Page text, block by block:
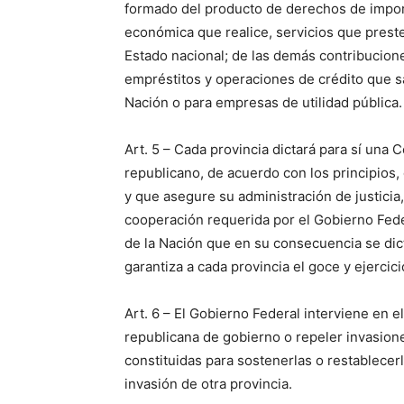
formado del producto de derechos de
económica que realice, servicios que
Estado nacional; de las demás
empréstitos y operaciones de crédito que
Nación o para empresas de utilidad pública.
Art. 5 – Cada provincia dictará para sí una
republicano, de acuerdo con los
y que asegure su administración de
cooperación requerida por el Gobierno
de la Nación que en su consecuencia se
garantiza a cada provincia el goce y
Art. 6 – El Gobierno Federal interviene en
republicana de gobierno o repeler
constituidas para sostenerlas o
invasión de otra provincia.